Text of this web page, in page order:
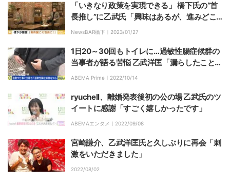
「いきなり政策を実現できる」 橋下氏の“首
長推し”に乙武氏「興味はあるが、進みどこ
ろは慎重に」
NewsBAR橋下｜ 2023/01/27
1日20～30回もトイレに…過敏性腸症候群の
当事者が語る苦悩 乙武洋匡「漏らしたことの
ある人間としては、周りも本人も寛容に思っ
ABEMA Prime｜ 2022/10/14
ryuchell、離婚発表後初の公の場 乙武氏のツ
イートに感謝「すごく嬉しかったです」
ABEMAエンタメ｜ 2022/09/08
宮崎謙介、乙武洋匡氏と久しぶりに再会「刺
激をいただきました」
2022/08/02